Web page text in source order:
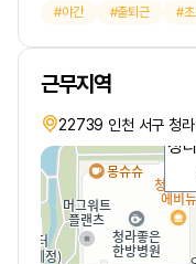
야간 출퇴근
근무지역
22739 인천 서구 청
청